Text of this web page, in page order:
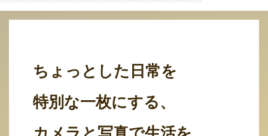
ちょっとした日常を
特別な一枚にする、